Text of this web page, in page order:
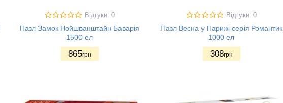
Відгуки: 0
Пазл Замок Нойшванштайн Баварія
1500 ел
865грн
Відгуки: 0
Пазл Весна у Парижі серія Романтик
1000 ел
308грн